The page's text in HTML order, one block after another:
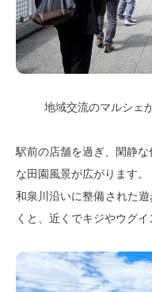
地域交流のマルシェ
駅前の店舗を過ぎ、閑静
な田園風景が広がります。
和泉川沿いに整備された
くと、近くでキジやウグ